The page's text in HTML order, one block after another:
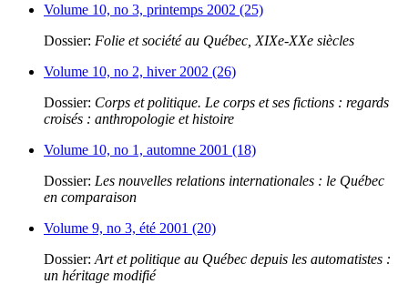
Volume 10, no 3, printemps 2002 (25)
Dossier: Folie et société au Québec, XIXe-XXe siècles
Volume 10, no 2, hiver 2002 (26)
Dossier: Corps et politique. Le corps et ses fictions : regards
croisés : anthropologie et histoire
Volume 10, no 1, automne 2001 (18)
Dossier: Les nouvelles relations internationales : le Québec
en comparaison
Volume 9, no 3, été 2001 (20)
Dossier: Art et politique au Québec depuis les automatistes :
un héritage modifié